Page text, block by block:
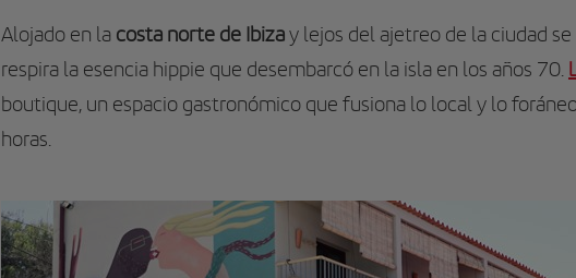
Alojado en la costa norte de Ibizay lejos del ajetreo de la ciudad
respira la esencia hippie que desembarcó en la isla en los años 70.
boutique, un espacio gastronómico que fusiona lo local y lo
horas.